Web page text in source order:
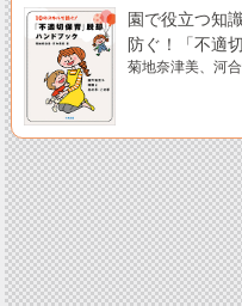
園で役立つ知
防ぐ！「不適
菊地奈津美、河